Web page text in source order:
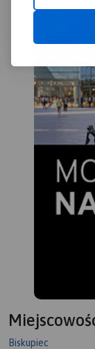
"Pojezierze
wydania 2023
Biskupiec